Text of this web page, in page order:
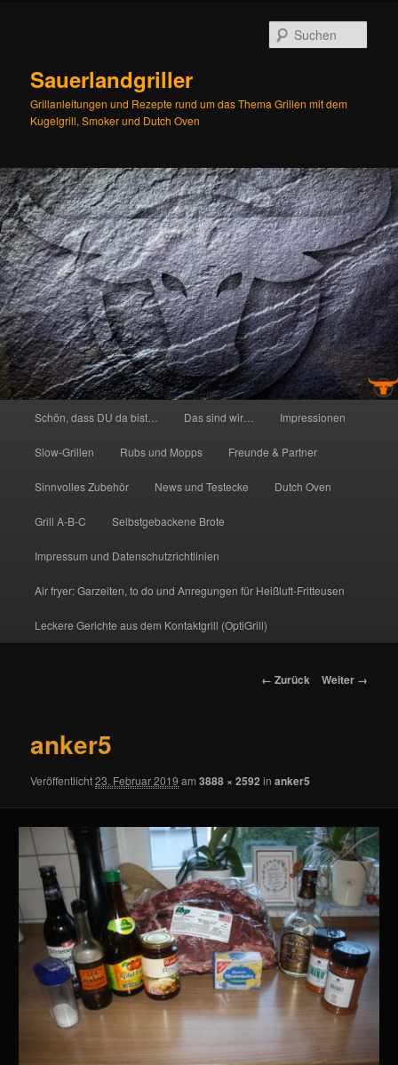
Sauerlandgriller
Grillanleitungen und Rezepte rund um das Thema Grillen mit dem
Kugelgrill, Smoker und Dutch Oven
Schön, dass DU da bist… Das sind wir… Impressionen
Slow-Grillen Rubs und Mopps Freunde & Partner
Sinnvolles Zubehör News und Testecke Dutch Oven
Grill A-B-C Selbstgebackene Brote
Impressum und Datenschutzrichtlinien
Air fryer: Garzeiten, to do und Anregungen für Heißluft-Fritteusen
Leckere Gerichte aus dem Kontaktgrill (OptiGrill)
Bilder-
← Zurück Weiter →
anker5
Veröffentlicht23. Februar 2019 am3888 × 2592 inanker5